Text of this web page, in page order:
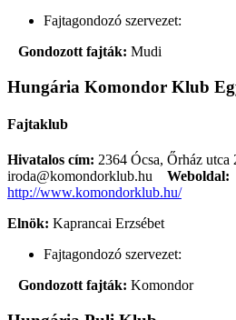
Fajtagondozó szervezet:
Gondozott fajták: Mudi
Hungária Komondor Klub
Fajtaklub
Hivatalos cím: 2364 Ócsa, Őrház
iroda@komondorklub.hu
Weboldal:
http://www.komondorklub.hu/
Elnök: Kaprancai Erzsébet
Fajtagondozó szervezet:
Gondozott fajták: Komondor